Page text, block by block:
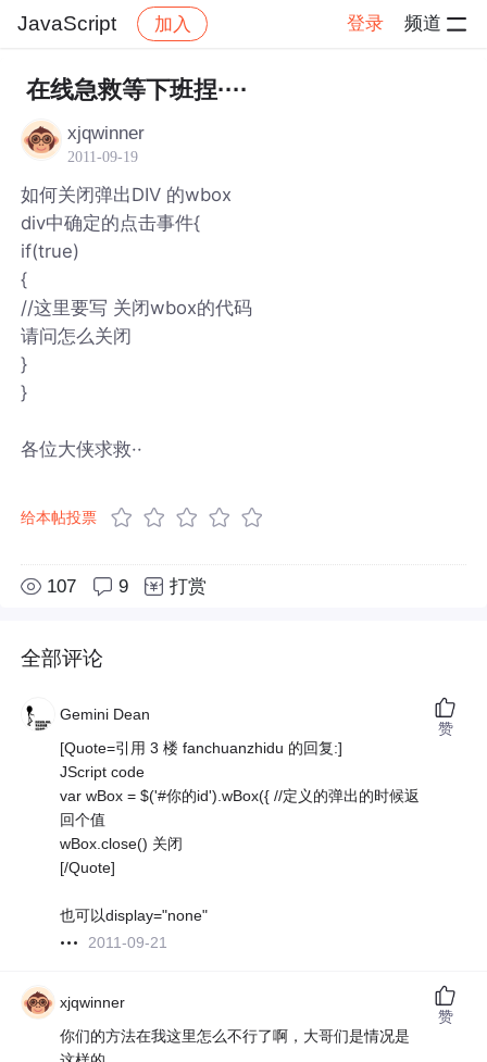
JavaScript 加入 登录 频道
社区 JavaScript 帖子详情
在线急救等下班捏····
xjqwinner
2011-09-19
如何关闭弹出DIV 的wbox
div中确定的点击事件{
if(true)
{
//这里要写 关闭wbox的代码
请问怎么关闭
}
}
各位大侠求救··
给本帖投票
107 9 打赏
全部评论
Gemini Dean
[Quote=引用 3 楼 fanchuanzhidu 的回复:]
JScript code
var wBox = $('#你的id').wBox({ //定义的弹出的时候返
回个值
wBox.close() 关闭
[/Quote]
也可以display="none"
2011-09-21
赞
xjqwinner
你们的方法在我这里怎么不行了啊，大哥们是情况是
赞